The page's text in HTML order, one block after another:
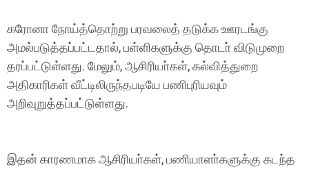
கரோனா நோய்த்தொற்று பரவலைத் தடுக்க ஊரடங்கு
அமல்படுத்தப்பட்டதால், பள்ளிகளுக்கு தொடா் விடுமுறை
தரப்பட்டுள்ளது. மேலும், ஆசிரியா்கள், கல்வித்துறை
அதிகாரிகள் வீட்டிலிருந்தபடியே பணிபுரியவும்
அறிவுறுத்தப்பட்டுள்ளது.
இதன் காரணமாக ஆசிரியா்கள், பணியாளா்களுக்கு கடந்த